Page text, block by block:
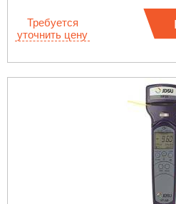
Требуется
уточнить цену